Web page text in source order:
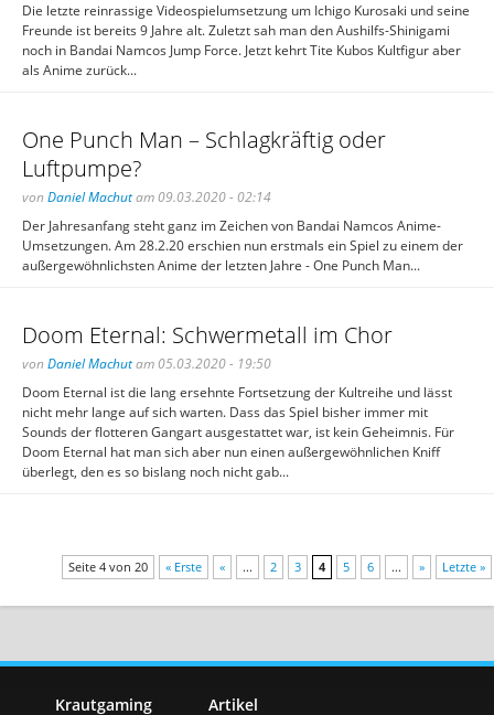
Die letzte reinrassige Videospielumsetzung um Ichigo Kurosaki und seine
Freunde ist bereits 9 Jahre alt. Zuletzt sah man den Aushilfs-Shinigami
noch in Bandai Namcos Jump Force. Jetzt kehrt Tite Kubos Kultfigur aber
als Anime zurück...
One Punch Man – Schlagkräftig oder
Luftpumpe?
von Daniel Machutam 09.03.2020 - 02:14
Der Jahresanfang steht ganz im Zeichen von Bandai Namcos Anime-
Umsetzungen. Am 28.2.20 erschien nun erstmals ein Spiel zu einem der
außergewöhnlichsten Anime der letzten Jahre - One Punch Man...
Doom Eternal: Schwermetall im Chor
von Daniel Machutam 05.03.2020 - 19:50
Doom Eternal ist die lang ersehnte Fortsetzung der Kultreihe und lässt
nicht mehr lange auf sich warten. Dass das Spiel bisher immer mit
Sounds der flotteren Gangart ausgestattet war, ist kein Geheimnis. Für
Doom Eternal hat man sich aber nun einen außergewöhnlichen Kniff
überlegt, den es so bislang noch nicht gab...
Seite 4 von 20 « Erste « ... 2 3 4 5 6 ... » Letzte »
Krautgaming Artikel